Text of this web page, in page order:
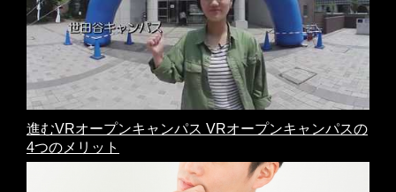
進むVRオープンキャンパス VRオープンキャンパスの
4つのメリット